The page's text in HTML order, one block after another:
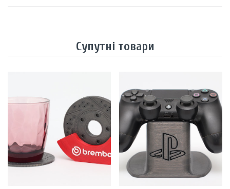
Супутні товари